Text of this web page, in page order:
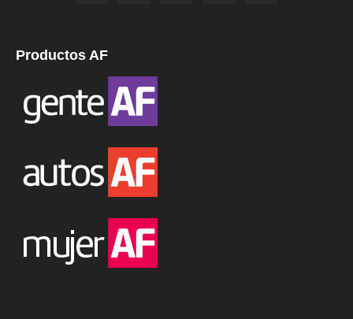
Productos AF